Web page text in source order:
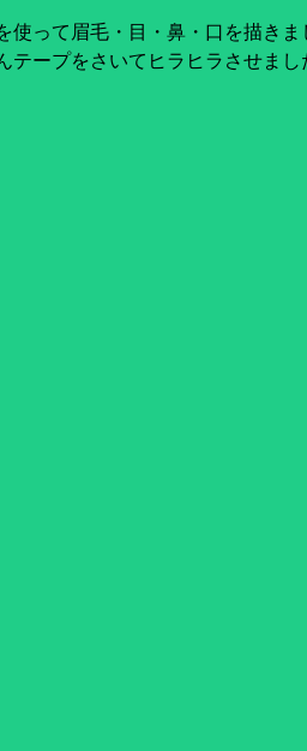
使って眉毛・目・鼻・口を描きま
テープをさいてヒラヒラさせまし